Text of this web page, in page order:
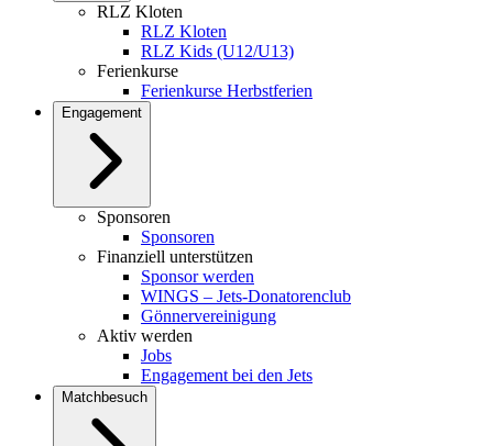
RLZ Kloten
RLZ Kloten
RLZ Kids (U12/U13)
Ferienkurse
Ferienkurse Herbstferien
Engagement
Sponsoren
Sponsoren
Finanziell unterstützen
Sponsor werden
WINGS – Jets-Donatorenclub
Gönnervereinigung
Aktiv werden
Jobs
Engagement bei den Jets
Matchbesuch